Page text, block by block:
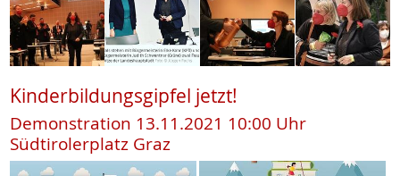
Kinderbildungsgipfel jetzt!
Demonstration 13.11.2021 10:00 Uhr
Südtirolerplatz Graz